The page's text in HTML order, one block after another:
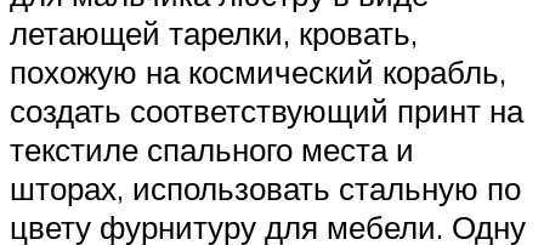
летающей тарелки, кровать,
похожую на космический корабль,
создать соответствующий принт на
текстиле спального места и
шторах, использовать стальную по
цвету фурнитуру для мебели. Одну